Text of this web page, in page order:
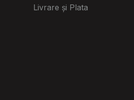
Livrare și Plata